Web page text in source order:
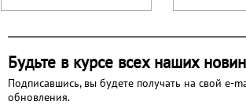
Будьте в курсе всех наших
Подписавшись, вы будете получать на свой e-
обновления.